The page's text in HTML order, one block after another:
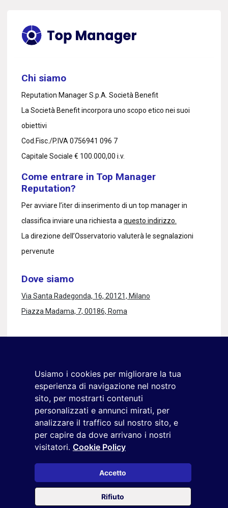
Usiamo i cookies per migliorare la tua
esperienza di navigazione nel nostro
sito, per mostrarti contenuti
personalizzati e annunci mirati, per
analizzare il traffico sul nostro sito, e
per capire da dove arrivano i nostri
visitatori. Cookie Policy
Accetto
Rifiuto
Chi siamo
Reputation Manager S.p.A. Società Benefit
La Società Benefit incorpora uno scopo etico nei suoi
obiettivi
Cod.Fisc./P.IVA 0756941 096 7
Capitale Sociale € 100.000,00 i.v.
Come entrare in Top Manager
Reputation?
Per avviare l’iter di inserimento di un top manager in
classifica inviare una richiesta a questo indirizzo.
La direzione dell’Osservatorio valuterà le segnalazioni
pervenute
Dove siamo
Via Santa Radegonda, 16, 20121, Milano
Piazza Madama, 7, 00186, Roma
+39 02 9285 01
osservatorio.topmanager@reputationmanager.it
Copyright ©2026 Reputation Manager S.p.A. Società
Benefit | All rights reserved |Login
Questo sito è protetto da reCAPTCHA e si applicano la
Policye iTermini di serviziodi Google